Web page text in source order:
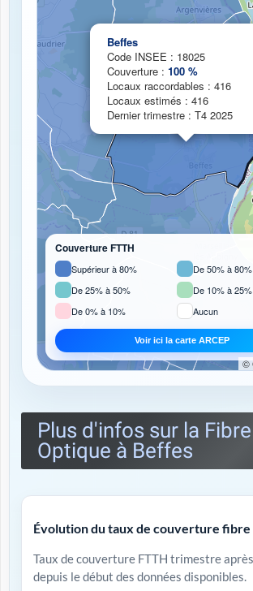
Chargement de la carte de
Beffes
Code INSEE : 18025
Couverture : 100 %
Locaux raccordables : 416
Locaux estimés : 416
Dernier trimestre : T4 2025
Couverture FTTH
Supérieur à 80%
De 50% à 80%
De 25% à 50%
De 10% à 25%
De 0% à 10%
Aucun
Voir ici la carte ARCEP
©
Plus d'infos sur la Fibre
Optique à Beffes
Évolution du taux de couverture fibre
Taux de couverture FTTH trimestre
depuis le début des données disponibles.